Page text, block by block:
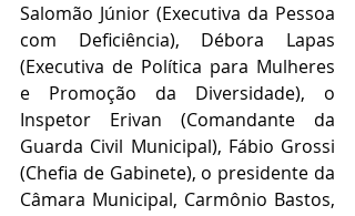
Salomão Júnior (Executiva da Pessoa
com Deficiência), Débora Lapas
(Executiva de Política para Mulheres
e Promoção da Diversidade), o
Inspetor Erivan (Comandante da
Guarda Civil Municipal), Fábio Grossi
(Chefia de Gabinete), o presidente da
Câmara Municipal, Carmônio Bastos,